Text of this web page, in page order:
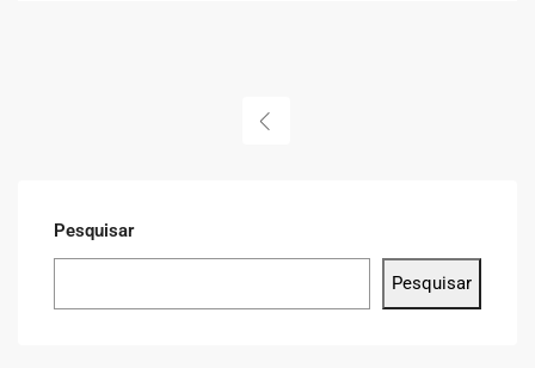
Pesquisar
Pesquisar